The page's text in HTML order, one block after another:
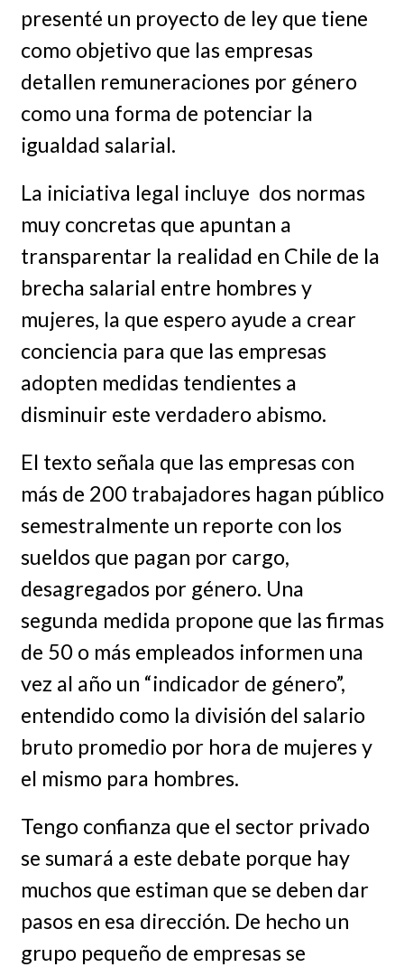
presenté un proyecto de ley que tiene
como objetivo que las empresas
detallen remuneraciones por género
como una forma de potenciar la
igualdad salarial.
La iniciativa legal incluye dos normas
muy concretas que apuntan a
transparentar la realidad en Chile de la
brecha salarial entre hombres y
mujeres, la que espero ayude a crear
conciencia para que las empresas
adopten medidas tendientes a
disminuir este verdadero abismo.
El texto señala que las empresas con
más de 200 trabajadores hagan público
semestralmente un reporte con los
sueldos que pagan por cargo,
desagregados por género. Una
segunda medida propone que las firmas
de 50 o más empleados informen una
vez al año un “indicador de género”,
entendido como la división del salario
bruto promedio por hora de mujeres y
el mismo para hombres.
Tengo confianza que el sector privado
se sumará a este debate porque hay
muchos que estiman que se deben dar
pasos en esa dirección. De hecho un
grupo pequeño de empresas se